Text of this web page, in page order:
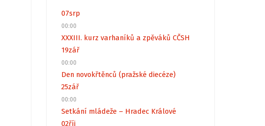
07srp
00:00
XXXIII. kurz varhaníků a zpěváků CČSH
19zář
00:00
Den novokřtěnců (pražské diecéze)
25zář
00:00
Setkání mládeže – Hradec Králové
02říj